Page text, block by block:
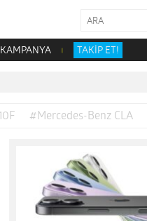
KAMPANYA TAKİP ET!
#Mercedes-Benz CLA